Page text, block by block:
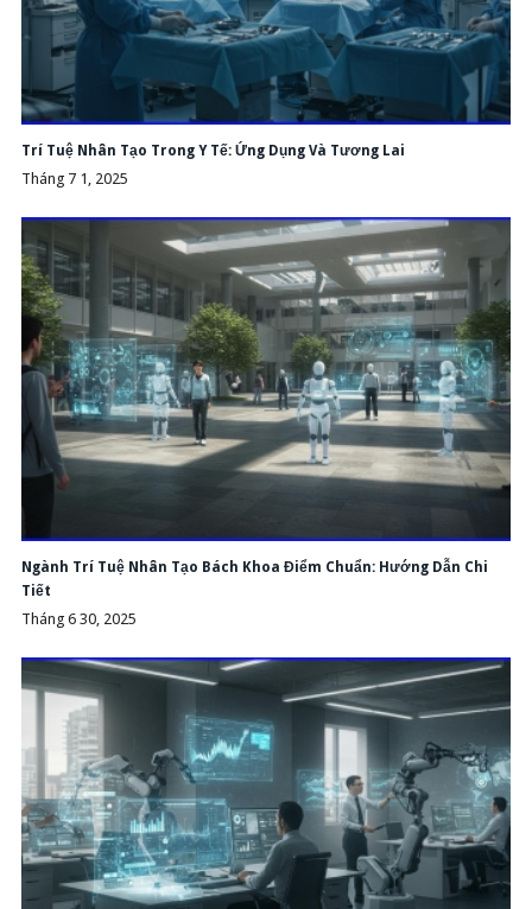
Trí Tuệ Nhân Tạo Trong Y Tế: Ứng Dụng Và Tương Lai
Tháng 7 1, 2025
Ngành Trí Tuệ Nhân Tạo Bách Khoa Điểm Chuẩn: Hướng Dẫn Chi
Tiết
Tháng 6 30, 2025